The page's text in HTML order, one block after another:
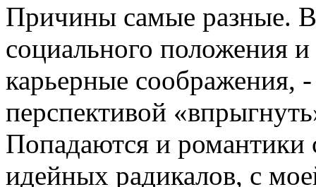
Причины самые разные.
социального положения
карьерные
перспективой
Попадаются и романтики
идейных радикалов, с